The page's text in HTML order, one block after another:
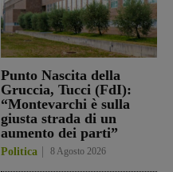
Punto Nascita della
Gruccia, Tucci (FdI):
“Montevarchi è sulla
giusta strada di un
aumento dei parti”
Politica 8 Agosto 2026